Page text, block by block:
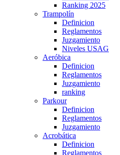
Ranking 2025
Trampolín
Definicion
Reglamentos
Juzgamiento
Niveles USAG
Aeróbica
Definicion
Reglamentos
Juzgamiento
ranking
Parkour
Definicion
Reglamentos
Juzgamiento
Acrobática
Definicion
Reglamentos